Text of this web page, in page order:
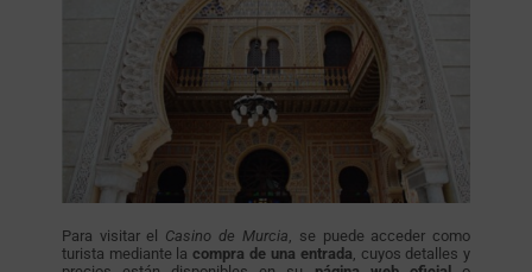
Para visitar el Casino de Murcia, se puede acceder como
turista mediante lacompra de una entrada, cuyos detalles y